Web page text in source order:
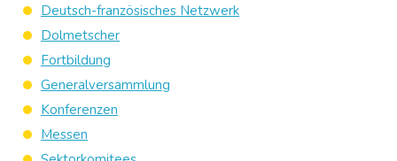
Deutsch-französisches Netzwerk
Dolmetscher
Fortbildung
Generalversammlung
Konferenzen
Messen